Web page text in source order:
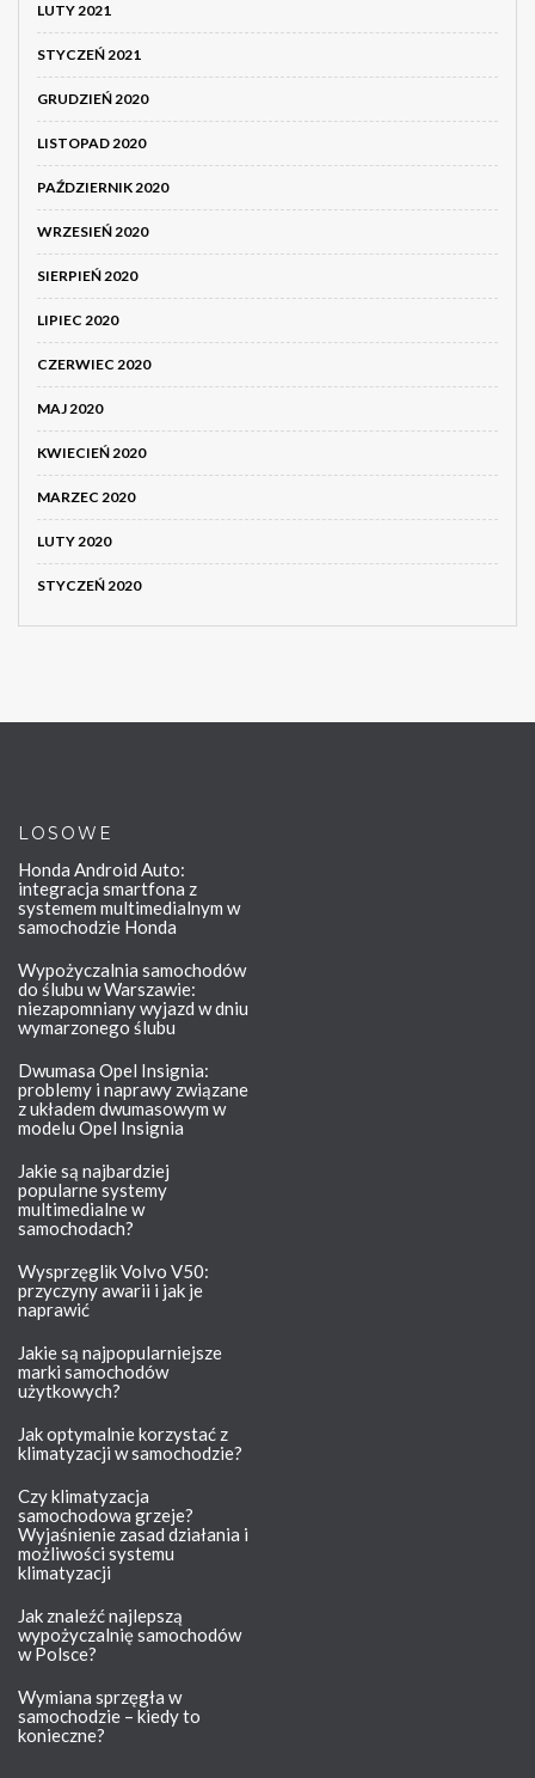
LUTY 2021
STYCZEŃ 2021
GRUDZIEŃ 2020
LISTOPAD 2020
PAŹDZIERNIK 2020
WRZESIEŃ 2020
SIERPIEŃ 2020
LIPIEC 2020
CZERWIEC 2020
MAJ 2020
KWIECIEŃ 2020
MARZEC 2020
LUTY 2020
STYCZEŃ 2020
LOSOWE
Honda Android Auto:
integracja smartfona z
systemem multimedialnym w
samochodzie Honda
Wypożyczalnia samochodów
do ślubu w Warszawie:
niezapomniany wyjazd w dniu
wymarzonego ślubu
Dwumasa Opel Insignia:
problemy i naprawy związane
z układem dwumasowym w
modelu Opel Insignia
Jakie są najbardziej
popularne systemy
multimedialne w
samochodach?
Wysprzęglik Volvo V50:
przyczyny awarii i jak je
naprawić
Jakie są najpopularniejsze
marki samochodów
użytkowych?
Jak optymalnie korzystać z
klimatyzacji w samochodzie?
Czy klimatyzacja
samochodowa grzeje?
Wyjaśnienie zasad działania i
możliwości systemu
klimatyzacji
Jak znaleźć najlepszą
wypożyczalnię samochodów
w Polsce?
Wymiana sprzęgła w
samochodzie – kiedy to
konieczne?